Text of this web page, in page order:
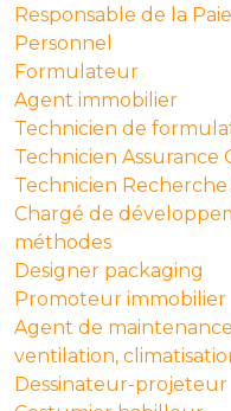
Responsable de la
Personnel
Formulateur
Agent immobilier
Technicien de
Technicien Assurance
Technicien
Chargé de
méthodes
Designer packaging
Promoteur immobilier
Agent de
ventilation,
Dessinateur-projeteur